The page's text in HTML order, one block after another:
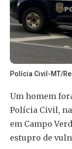
Polícia Civil-MT/
Um homem
Polícia Civil, na
em Campo
estupro de